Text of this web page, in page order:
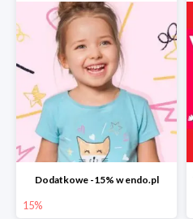
Dodatkowe -15% w endo.pl
15%